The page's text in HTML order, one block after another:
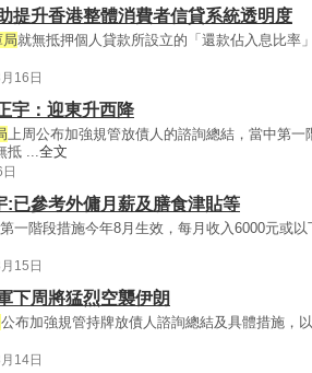
提升香港整體消費者信貸系統透明度
局就無抵押個人貸款所設立的「還款佔入息比率
16日
宇：迎東升西降
上周公布加強規管放債人的諮詢總結，當中第一
抵 ...全文
:已參考外傭月薪及膳食津貼等
一階段措施今年8月生效，每月收入6000元或
15日
下周將猛烈空襲伊朗
公布加強規管持牌放債人諮詢總結及具體措施，
14日